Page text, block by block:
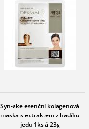
Syn-ake esenční kolagenová
maska s extraktem z hadího
jedu 1ks á 23g